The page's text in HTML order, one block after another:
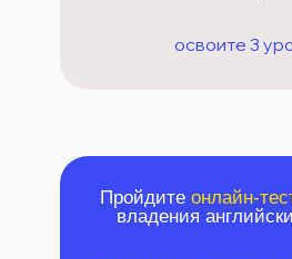
освоите 3
Пройдите онлайн-
владения